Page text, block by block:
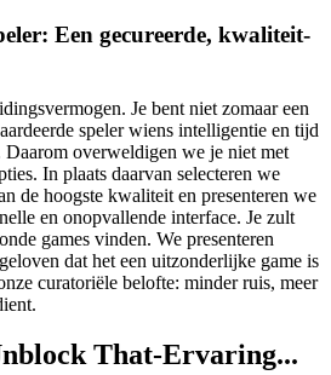
Een gecureerde, kwaliteit-
Je bent niet zomaar een
speler wiens intelligentie en tijd
Daarom overweldigen we je niet met
In plaats daarvan selecteren we
de hoogste kwaliteit en presenteren we
en onopvallende interface. Je zult
games vinden. We presenteren
dat het een uitzonderlijke game is
curatoriële belofte: minder ruis, meer
That-Ervaring...